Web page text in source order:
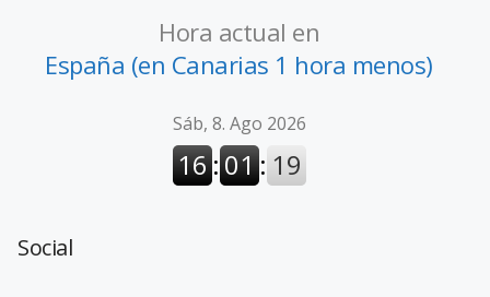
Hora actual en
España (en Canarias 1 hora menos)
Social